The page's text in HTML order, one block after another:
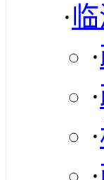
·
·
·
·